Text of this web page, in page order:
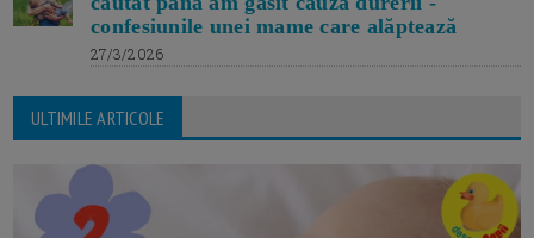
confesiunile unei mame care alăptează
27/3/2026
ULTIMILE ARTICOLE